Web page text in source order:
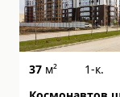
37 м² 1-к.